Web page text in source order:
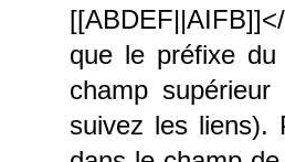
que le préfixe
champ
suivez les liens).